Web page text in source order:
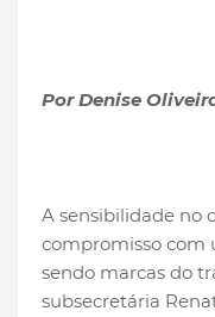
Por Denise
A sensibilidade no
compromisso com
sendo marcas do
subsecretária